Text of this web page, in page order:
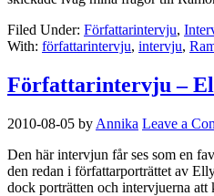
Filed Under: Författarintervju,
With: författarintervju, intervju,
Författarintervju –
2010-08-05 by Annika Leave a
Den här intervjun får ses som en
den redan i författarporträttet av
dock porträtten och intervjuerna